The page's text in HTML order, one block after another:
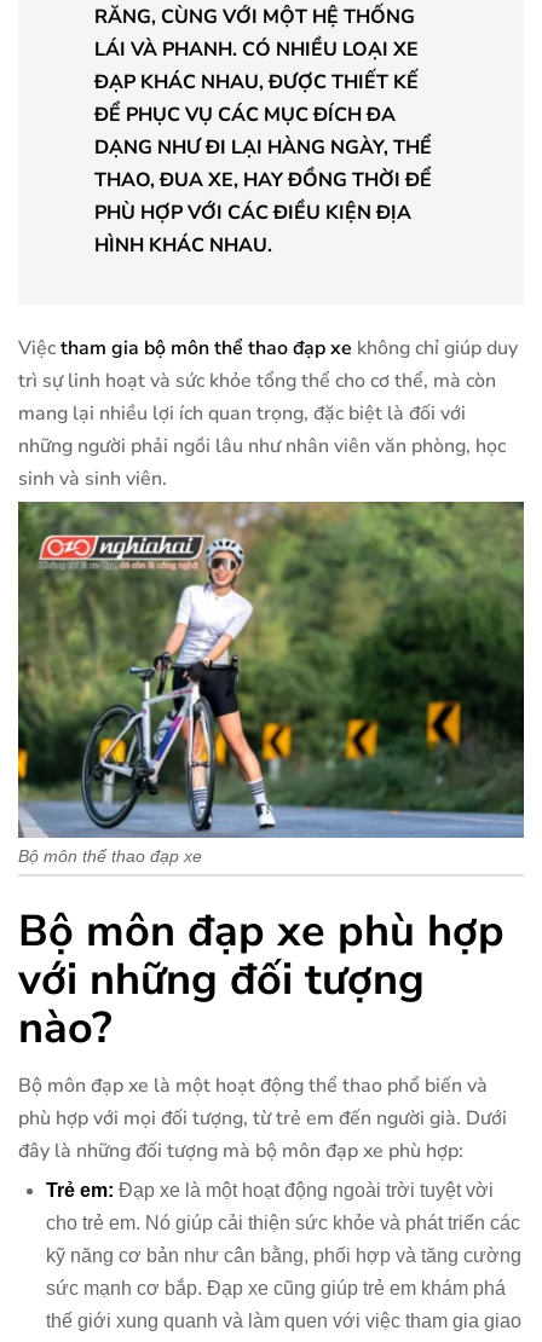
RĂNG, CÙNG VỚI MỘT HỆ THỐNG
LÁI VÀ PHANH. CÓ NHIỀU LOẠI XE
ĐẠP KHÁC NHAU, ĐƯỢC THIẾT KẾ
ĐỂ PHỤC VỤ CÁC MỤC ĐÍCH ĐA
DẠNG NHƯ ĐI LẠI HÀNG NGÀY, THỂ
THAO, ĐUA XE, HAY ĐỒNG THỜI ĐỂ
PHÙ HỢP VỚI CÁC ĐIỀU KIỆN ĐỊA
HÌNH KHÁC NHAU.
Việctham gia bộ môn thể thao đạp xe không chỉ giúp duy
trì sự linh hoạt và sức khỏe tổng thể cho cơ thể, mà còn
mang lại nhiều lợi ích quan trọng, đặc biệt là đối với
những người phải ngồi lâu như nhân viên văn phòng, học
sinh và sinh viên.
Bộ môn thể thao đạp xe
Bộ môn đạp xe phù hợp
với những đối tượng
nào?
Bộ môn đạp xe là một hoạt động thể thao phổ biến và
phù hợp với mọi đối tượng, từ trẻ em đến người già. Dưới
đây là những đối tượng mà bộ môn đạp xe phù hợp:
Trẻ em: Đạp xe là một hoạt động ngoài trời tuyệt vời
cho trẻ em. Nó giúp cải thiện sức khỏe và phát triển các
kỹ năng cơ bản như cân bằng, phối hợp và tăng cường
sức mạnh cơ bắp. Đạp xe cũng giúp trẻ em khám phá
thế giới xung quanh và làm quen với việc tham gia giao